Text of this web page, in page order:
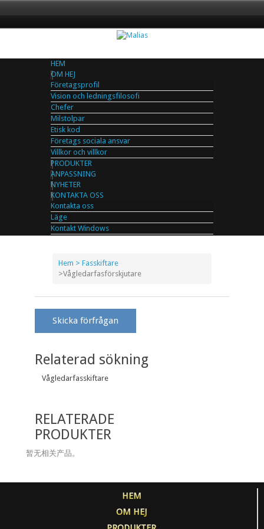
HEM
OM HEJ
Företagsprofil
Vision och ledningsfilosofi
Chefer
Milstolpar
Etisk kod
Företags sociala ansvar
Villkor och villkor
PRODUKTER
ANPASSNING
NYHETER
KONTAKTA OSS
Kontakta oss
Läge
Kontakt Windows
Hem > Fasskiftare
>Vågledarfasförskjutare
Skicka förfrågan
Relaterad sökning
Vågledarfasskiftare
RELATERADE
PRODUKTER
暂无相关产品。
HEM
OM HEJ